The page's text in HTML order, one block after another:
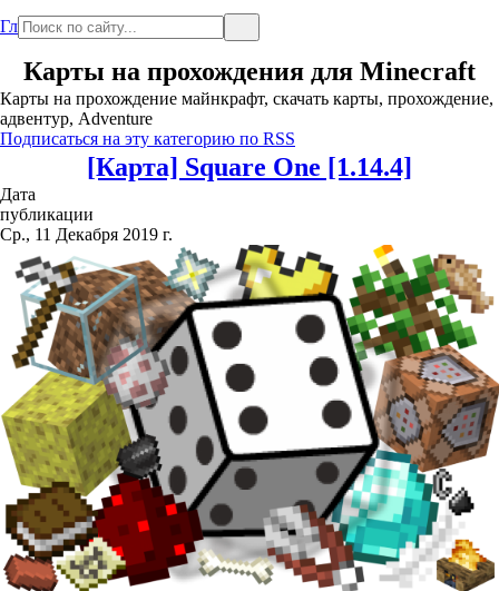
Главная
Карты на прохождения для Minecraft
Карты на прохождение майнкрафт, скачать карты, прохождение,
адвентур, Adventure
Подписаться на эту категорию по RSS
[Карта] Square One [1.14.4]
Дата
публикации
Ср., 11 Декабря 2019 г.